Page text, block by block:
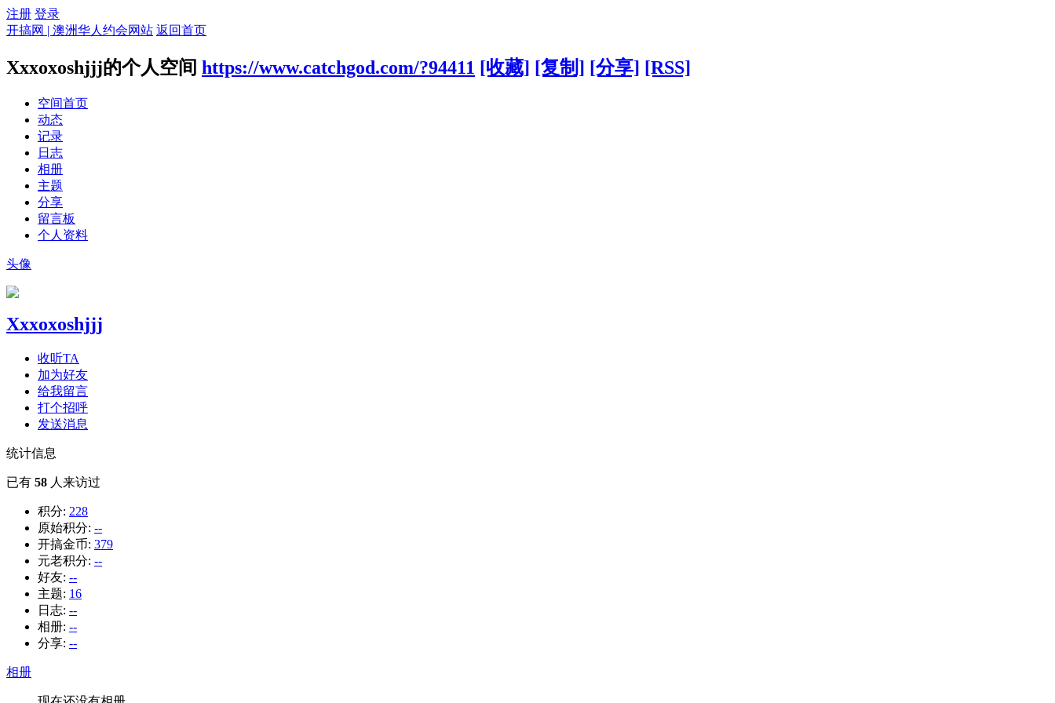
注册 登录
开搞网 | 澳洲华人约会网站 返回首页
Xxxoxoshjjj的个人空间 https://www.catchgod.com/?94411 [收藏] [复制] [分享] [RSS]
空间首页
动态
记录
日志
相册
主题
分享
留言板
个人资料
头像
Xxxoxoshjjj
收听TA
加为好友
给我留言
打个招呼
发送消息
统计信息
已有 58 人来访过
积分: 228
原始积分: --
开搞金币: 379
元老积分: --
好友: --
主题: 16
日志: --
相册: --
分享: --
相册